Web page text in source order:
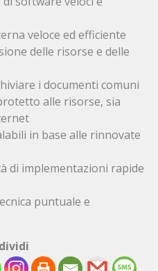
veloce ed efficiente
delle risorse e delle
i documenti comuni
alle risorse, sia
in base alle rinnovate
di implementazioni rapide
puntuale e